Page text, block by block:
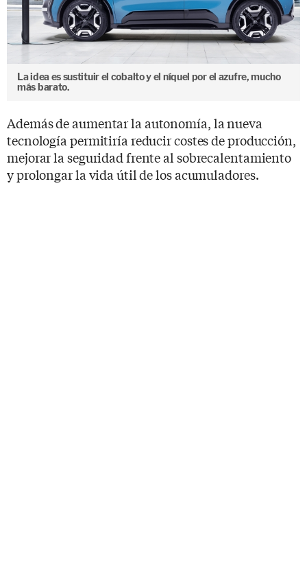
La idea es sustituir el cobalto y el níquel por el azufre, mucho
más barato.
Además de aumentar la autonomía, la nueva
tecnología permitiría reducir costes de producción,
mejorar la seguridad frente al sobrecalentamiento
y prolongar la vida útil de los acumuladores.